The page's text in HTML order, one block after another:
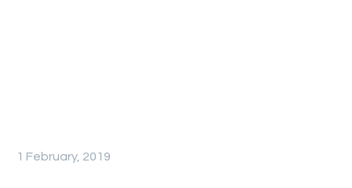
1 February, 2019